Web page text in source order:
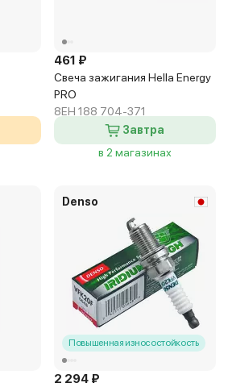
461 ₽
Свеча зажигания Hella Energy
PRO
8EH 188 704-371
Завтра
в 2 магазинах
Denso
Повышенная износостойкость
2 294 ₽